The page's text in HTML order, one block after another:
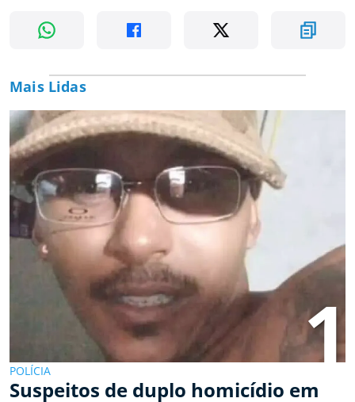
Mais Lidas
1
POLÍCIA
Suspeitos de duplo homicídio em